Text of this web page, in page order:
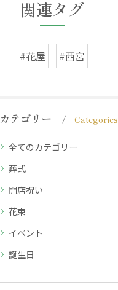
関連タグ
#花屋 #西宮
カテゴリー Categories
全てのカテゴリー
葬式
開店祝い
花束
イベント
誕生日